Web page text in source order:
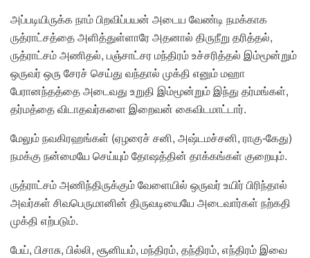
அப்படியிருக்க நாம் பிறவிப்பயன் அடைய வேண்டி நமக்காக
ருத்ராட்சத்தை அளித்துள்ளாரே அதனால் திருநீறு தரித்தல்,
ருத்ராட்சம் அணிதல், பஞ்சாட்சர மந்திரம் உச்சரித்தல் இம்மூன்றும்
ஒருவர் ஒரு சேரச் செய்து வந்தால் முக்தி எனும் மஹா
பேரானந்தத்தை அடைவது உறுதி இம்மூன்றும் இந்து தர்மங்கள்,
தர்மத்தை விடாதவர்களை இறைவன் கைவிடமாட்டார்.
மேலும் நவகிரஹங்கள் (ஏழரைச் சனி, அஷ்டமச்சனி, ராகு-கேது)
நமக்கு நன்மையே செய்யும் தோஷத்தின் தாக்கங்கள் குறையும்.
ருத்ராட்சம் அணிந்திருக்கும் வேளையில் ஒருவர் உயிர் பிரிந்தால்
அவர்கள் சிவபெருமானின் திருவடியையே அடைவார்கள் நற்கதி
முக்தி எற்படும்.
பேய், பிசாசு, பில்லி, சூனியம், மந்திரம், தந்திரம், எந்திரம் இவை